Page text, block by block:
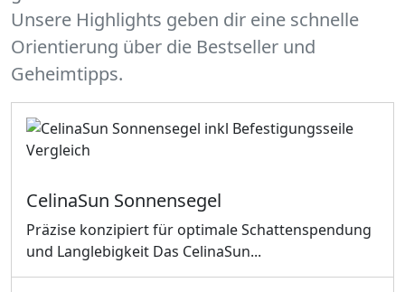
Unsere Highlights geben dir eine schnelle
Orientierung über die Bestseller und
Geheimtipps.
CelinaSun Sonnensegel
Präzise konzipiert für optimale Schattenspendung
und Langlebigkeit Das CelinaSun...